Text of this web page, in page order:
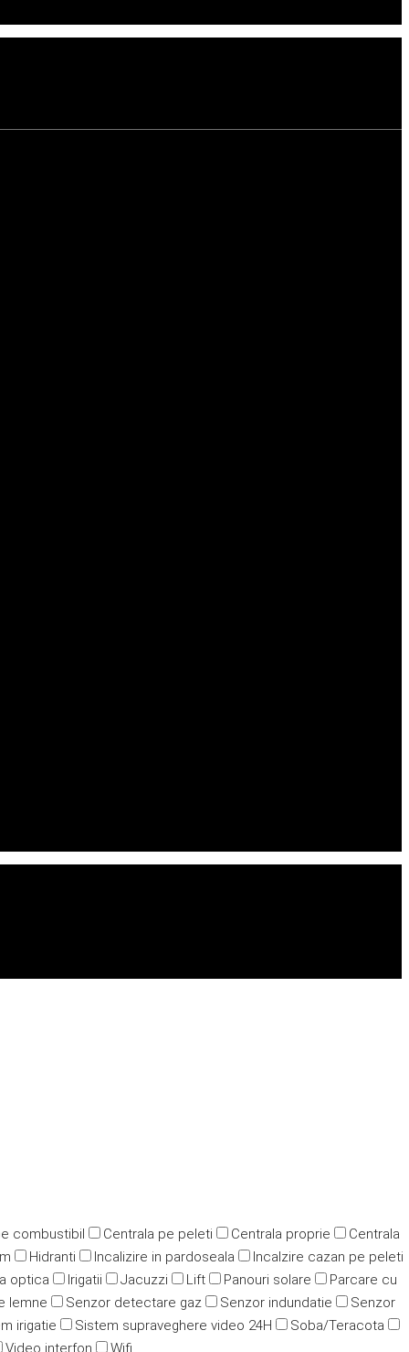
combustibil Centrala pe peleti Centrala proprie
Centrala
Hidranti Incalizire in pardoseala
Incalzire cazan pe peleti
optica Irigatii Jacuzzi Lift Panouri solare
Parcare cu
lemne Senzor detectare gaz Senzor indundatie
Senzor
irigatie Sistem supraveghere video 24H
Soba/Teracota
Video interfon Wifi